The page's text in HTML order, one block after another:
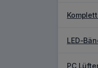
LED-
PC